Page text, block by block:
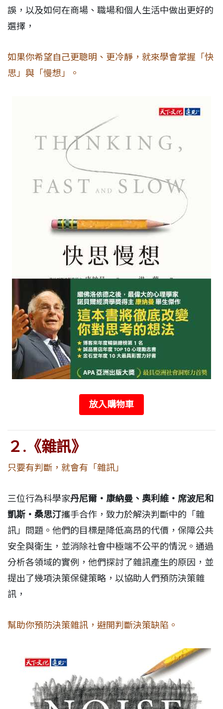
誤，以及如何在商場、職場和個人生活中做出更好的
選擇，
如果你希望自己更聰明、更冷靜，就來學會掌握「快
思」與「慢想」。
放入購物車
２. 《雜訊》
只要有判斷，就會有「雜訊」
三位行為科學家丹尼爾・康納曼、奧利維・席波尼和
凱斯・桑思汀攜手合作，致力於解決判斷中的「雜
訊」問題。他們的目標是降低高昂的代價，保障公共
安全與衛生，並消除社會中極端不公平的情況。通過
分析各領域的實例，他們探討了雜訊產生的原因，並
提出了幾項決策保健策略，以協助人們預防決策雜
訊，
幫助你預防決策雜訊，避開判斷決策缺陷。